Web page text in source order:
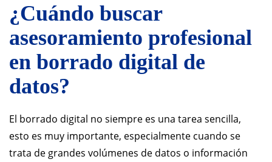
¿Cuándo buscar
asesoramiento profesional
en borrado digital de
datos?
El borrado digital no siempre es una tarea sencilla,
esto es muy importante, especialmente cuando se
trata de grandes volúmenes de datos o información